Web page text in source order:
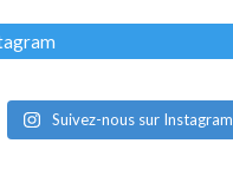
Suivez-nous sur Instagram